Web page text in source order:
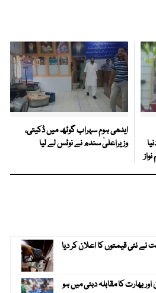
ایدھی ہوم سہراب گوٹھ میں ڈکیتی،
وزیراعلیٰ سندھ نے نوٹس لے لیا
نے نئی قیمتوں کا اعلان کر دیا
2026، پاکستان اور بھارت کا مقابلہ دبئی میں ہو